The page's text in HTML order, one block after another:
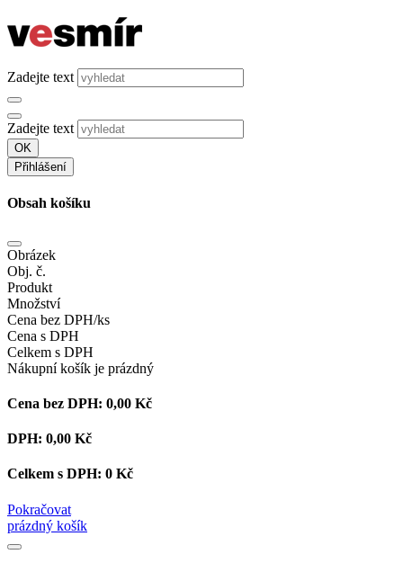
Zadejte text
Zadejte text
OK
Přihlášení
Obsah košíku
Obrázek
Obj. č.
Produkt
Množství
Cena bez DPH/ks
Cena s DPH
Celkem s DPH
Nákupní košík je prázdný
Cena bez DPH: 0,00 Kč
DPH: 0,00 Kč
Celkem s DPH: 0 Kč
Pokračovat
prázdný košík